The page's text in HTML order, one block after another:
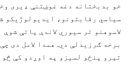
خو بدبختانه دغه غوښتنې ډيرى
سیاسي رقابتونو، ایدیولوژیکو
لاسوهنو تر سیوري لاندې پاتې
برخه ګرزيدلې دي. همدا لامل دی
تېرو پنځو لسیزو په اوږدو کې